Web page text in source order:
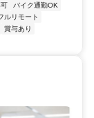
バイク通勤OK
ルリモート
賞与あり